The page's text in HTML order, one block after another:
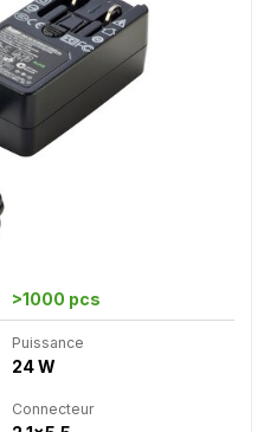
>1000 pcs
Puissance
24 W
Connecteur